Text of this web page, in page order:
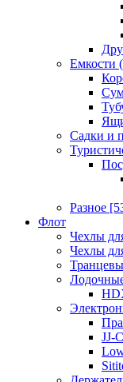
Емкости
Садки и
Разное
Флот
Чехлы
Чехлы
JJ-